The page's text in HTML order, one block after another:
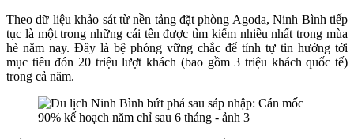
Theo dữ liệu khảo sát từ nền tảng đặt phòng Agoda, Ninh Bình tiếp
tục là một trong những cái tên được tìm kiếm nhiều nhất trong mùa
hè năm nay. Đây là bệ phóng vững chắc để tỉnh tự tin hướng tới
mục tiêu đón 20 triệu lượt khách (bao gồm 3 triệu khách quốc tế)
trong cả năm.